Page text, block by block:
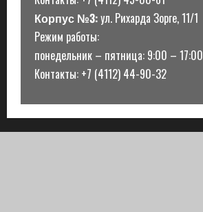
Корпус №3:ул. Рихарда Зорге, 11/1
Режим работы:
понедельник – пятница: 9:00 – 17:00
Контакты: +7 (4112) 44-90-32